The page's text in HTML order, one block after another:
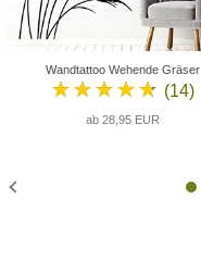
Wandtattoo Wehende Gräser
★★★★★ (14)
ab 28,95 EUR